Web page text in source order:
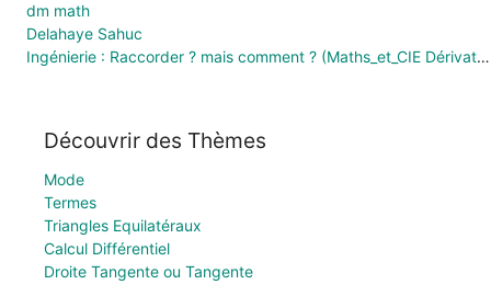
dm math
Delahaye Sahuc
Ingénierie : Raccorder ? mais comment ? (Maths_et_CIE Dérivation p129 (Didier_MathX_Premiere_ES_L_2015)
Découvrir des Thèmes
Mode
Termes
Triangles Equilatéraux
Calcul Différentiel
Droite Tangente ou Tangente